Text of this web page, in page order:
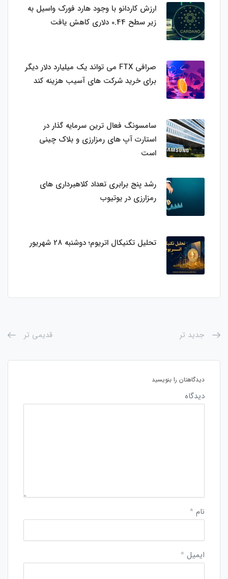
ارزش کاردانو با وجود هارد فورک واسیل به
زیر سطح 0.44 دلاری کاهش یافت
صرافی FTX می تواند یک میلیارد دلار دیگر
برای خرید شرکت های آسیب هزینه کند
سامسونگ فعال‌ ترین سرمایه‌ گذار در
استارت‌ آپ‌ های رمزارزی و بلاک چینی
است
رشد پنج برابری تعداد کلاهبرداری های
رمزارزی در یوتیوب
تحلیل تکنیکال اتریوم؛ دوشنبه 28 شهریور
جدید تر قدیمی تر
دیدگاهتان را بنویسید
دیدگاه
نام *
ایمیل *